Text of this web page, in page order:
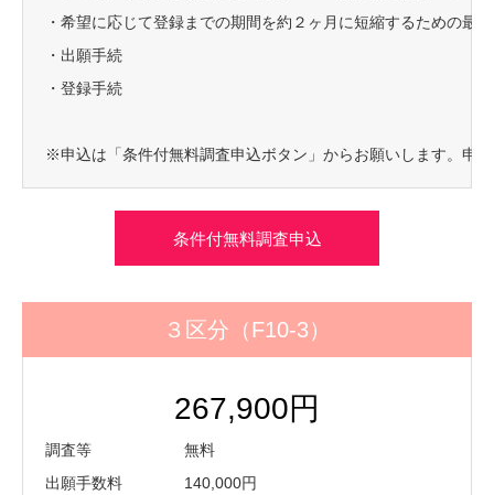
・希望に応じて登録までの期間を約２ヶ月に短縮するための最
・出願手続
・登録手続
※申込は「条件付無料調査申込ボタン」からお願いします。申
条件付無料調査申込
３区分（F10-3）
267,900円
調査等 無料
出願手数料 140,000円